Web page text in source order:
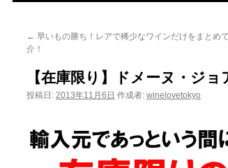
テ
ツ
← 早いもの勝ち！レアで稀少なワインだけをまとめ
介！
【在庫限り】ドメーヌ・ジ
投稿日: 2013年11月6日 作成者: winelovetokyo